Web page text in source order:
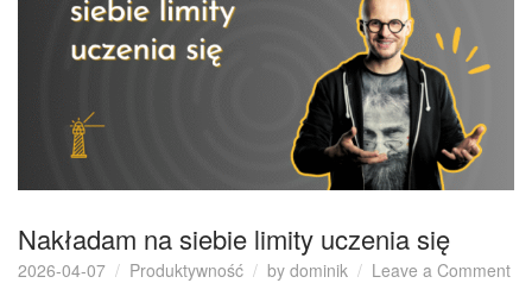
Nakładam na siebie limity uczenia się
2026-04-07 Produktywność by dominik Leave a Commenton